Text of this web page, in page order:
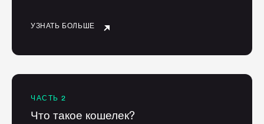
УЗНАТЬ БОЛЬШЕ
ЧАСТЬ 2
Что такое кошелек?